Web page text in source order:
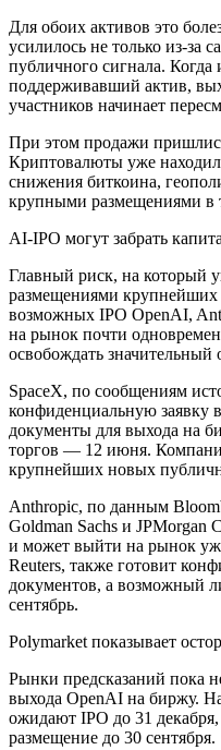
Для обоих активов это
усилилось не только из-за
публичного сигнала. Когда
поддерживавший актив,
участников начинает
При этом продажи
Криптовалюты уже
снижения биткоина,
крупными размещениями в
AI-IPO могут забрать
Главный риск, на который
размещениями
возможных IPO OpenAI,
на рынок почти
освобождать значительный
SpaceX, по сообщениям
конфиденциальную заявку
документы для выхода на
торгов — 12 июня.
крупнейших новых
Anthropic, по данным
Goldman Sachs и JPMorgan
и может выйти на рынок
Reuters, также готовит
документов, а возможный
сентябрь.
Polymarket показывает
Рынки предсказаний пока
выхода OpenAI на биржу.
ожидают IPO до 31
размещение до 30 сентября.